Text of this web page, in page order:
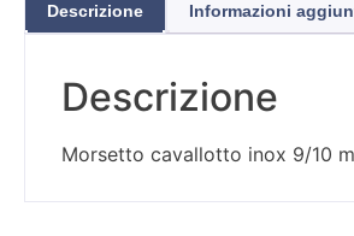
Descrizione Informazioni
Descrizione
Morsetto cavallotto inox 9/10